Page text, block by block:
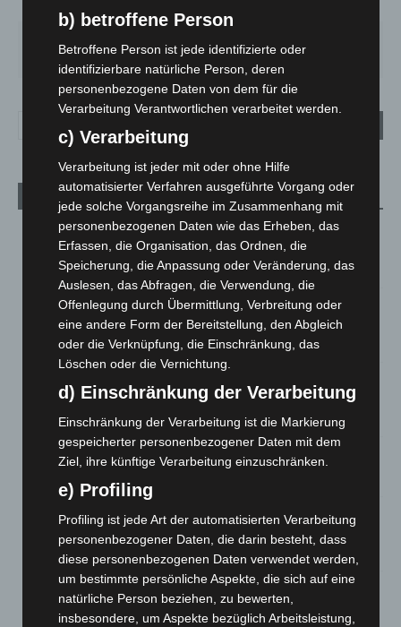
25° 26° 31 ° 35°
Brand im „Haus der Begegnung“ in Neuwarmbüchen schnell
eingedämmt
6. August 2026
Region Hannover: 21 neue Notfallsanitäter starten beim
Roten Kreuz
5. August 2026
Zeugen
5. August 2026
Celle: Mensch stirbt bei Bagger-Unfall auf Baustelle
Gasleitung bei McDonald’s-Umbau in Langenhagen
5. August 2026
Anklage nach Abschaltung von „Archetyp Market“ erhoben
3. August 2026
b) betroffene Person
Betroffene Person ist jede identifizierte oder
identifizierbare natürliche Person, deren
personenbezogene Daten von dem für die
Verarbeitung Verantwortlichen verarbeitet werden.
c) Verarbeitung
Verarbeitung ist jeder mit oder ohne Hilfe
automatisierter Verfahren ausgeführte Vorgang oder
jede solche Vorgangsreihe im Zusammenhang mit
personenbezogenen Daten wie das Erheben, das
Erfassen, die Organisation, das Ordnen, die
Speicherung, die Anpassung oder Veränderung, das
Auslesen, das Abfragen, die Verwendung, die
Offenlegung durch Übermittlung, Verbreitung oder
eine andere Form der Bereitstellung, den Abgleich
oder die Verknüpfung, die Einschränkung, das
Löschen oder die Vernichtung.
d) Einschränkung der Verarbeitung
Einschränkung der Verarbeitung ist die Markierung
gespeicherter personenbezogener Daten mit dem
Ziel, ihre künftige Verarbeitung einzuschränken.
e) Profiling
Profiling ist jede Art der automatisierten Verarbeitung
personenbezogener Daten, die darin besteht, dass
diese personenbezogenen Daten verwendet werden,
um bestimmte persönliche Aspekte, die sich auf eine
natürliche Person beziehen, zu bewerten,
insbesondere, um Aspekte bezüglich Arbeitsleistung,